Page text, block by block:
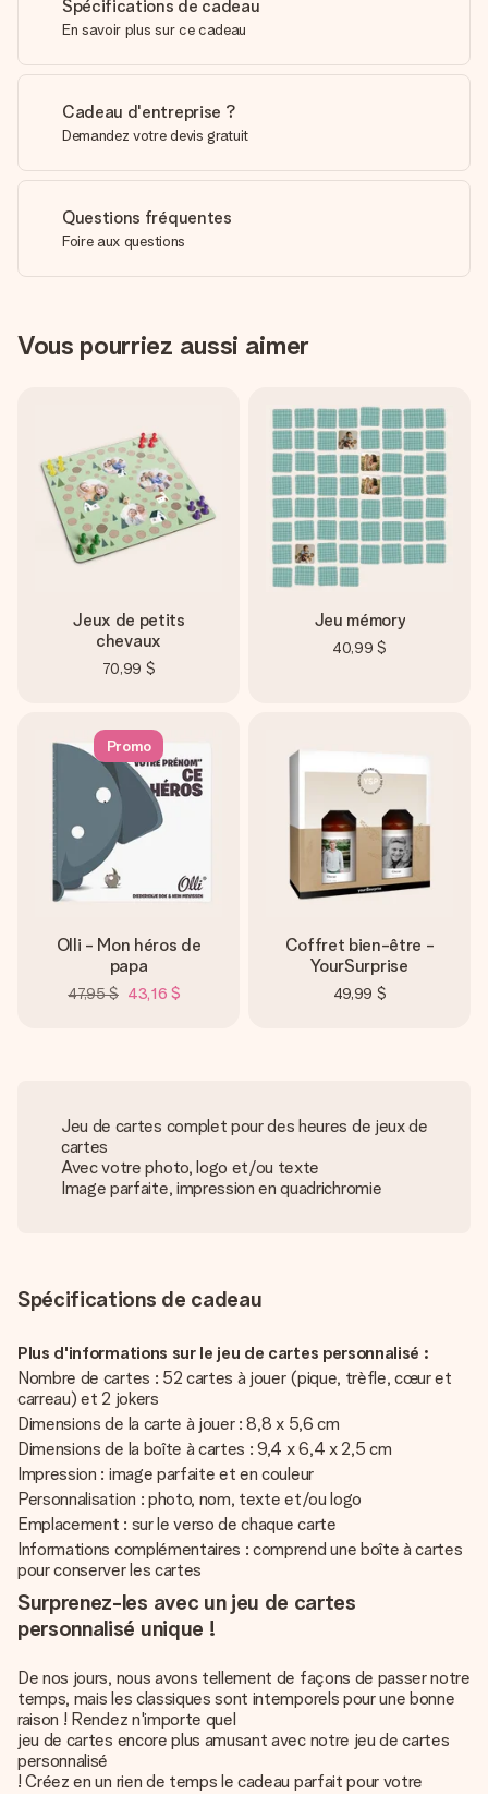
Spécifications de cadeau
En savoir plus sur ce cadeau
Cadeau d'entreprise ?
Demandez votre devis gratuit
Questions fréquentes
Foire aux questions
Vous pourriez aussi aimer
Jeux de petits
chevaux
70,99 $
Jeu mémory
40,99 $
Promo
Olli - Mon héros de
papa
47,95 $ 43,16 $
Coffret bien-être -
YourSurprise
49,99 $
Jeu de cartes complet pour des heures de jeux de
cartes
Avec votre photo, logo et/ou texte
Image parfaite, impression en quadrichromie
Spécifications de cadeau
Plus d'informations sur le jeu de cartes personnalisé :
Nombre de cartes : 52 cartes à jouer (pique, trèfle, cœur et
carreau) et 2 jokers
Dimensions de la carte à jouer : 8,8 x 5,6 cm
Dimensions de la boîte à cartes : 9,4 x 6,4 x 2,5 cm
Impression : image parfaite et en couleur
Personnalisation : photo, nom, texte et/ou logo
Emplacement : sur le verso de chaque carte
Informations complémentaires : comprend une boîte à cartes
pour conserver les cartes
Surprenez-les avec un jeu de cartes
personnalisé unique !
De nos jours, nous avons tellement de façons de passer notre
temps, mais les classiques sont intemporels pour une bonne
raison ! Rendez n'importe quel
jeu de cartes encore plus amusant avec notre jeu de cartes
personnalisé
! Créez en un rien de temps le cadeau parfait pour votre